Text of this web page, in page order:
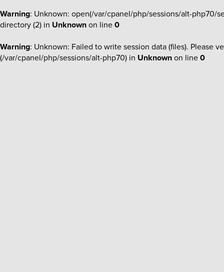
Warning: Unknown: open(/var/cpanel/php/sessions/alt-php70/
directory (2) in Unknown on line 0
Warning: Unknown: Failed to write session data (files). Please
(/var/cpanel/php/sessions/alt-php70) in Unknown on line 0